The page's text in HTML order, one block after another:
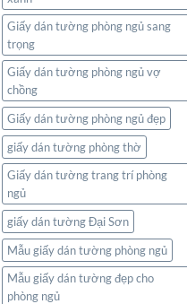
Giấy dán tường phòng ngủ sang
trọng
Giấy dán tường phòng ngủ vợ
chồng
Giấy dán tường phòng ngủ đẹp
giấy dán tường phòng thờ
Giấy dán tường trang trí phòng
ngủ
giấy dán tường Đại Sơn
Mẫu giấy dán tường phòng ngủ
Mẫu giấy dán tường đẹp cho
phòng ngủ